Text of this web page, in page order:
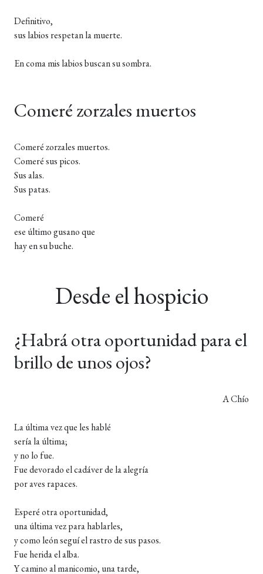
Definitivo,
sus labios respetan la muerte.
En coma mis labios buscan su sombra.
Comeré zorzales muertos
Comeré zorzales muertos.
Comeré sus picos.
Sus alas.
Sus patas.
Comeré
ese último gusano que
hay en su buche.
Desde el hospicio
¿Habrá otra oportunidad para el
brillo de unos ojos?
A Chío
La última vez que les hablé
sería la última;
y no lo fue.
Fue devorado el cadáver de la alegría
por aves rapaces.
Esperé otra oportunidad,
una última vez para hablarles,
y como león seguí el rastro de sus pasos.
Fue herida el alba.
Y camino al manicomio, una tarde,